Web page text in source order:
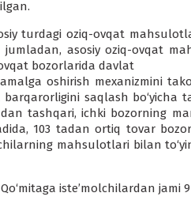
turdagi oziq-ovqat
jumladan, asosiy oziq-ovqat
bozorlarida davlat
oshirish mexanizmini
barqarorligini saqlash bo‘yicha
tashqari, ichki bozorning
103 tadan ortiq tovar
mahsulotlari bilan
iste’molchi­lardan jami